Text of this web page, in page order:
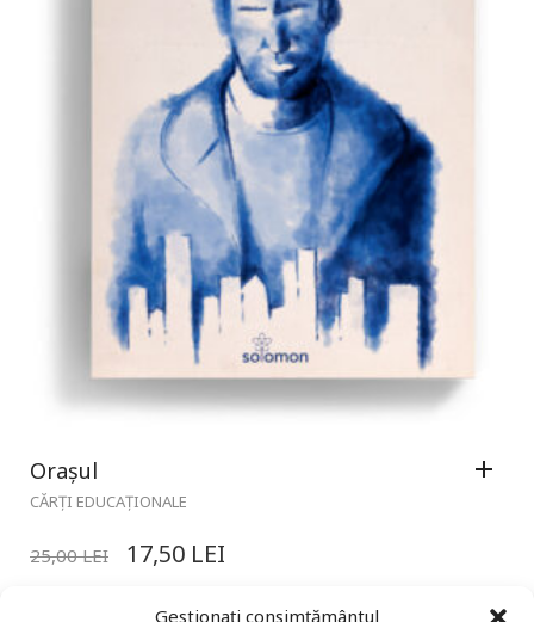
Gestionați consimțământul
Orașul
CĂRȚI EDUCAȚIONALE
25,00LEI 17,50 LEI